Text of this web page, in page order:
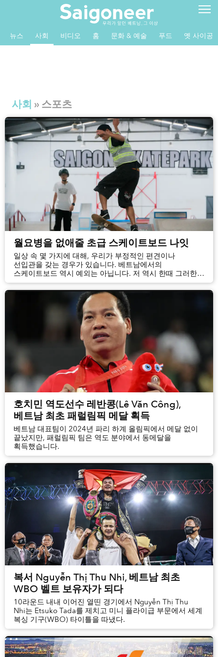
뉴스 사회 비디오 홈 문화 & 예술 푸드 옛 사이공
사회 » 스포츠
월요병을 없애줄 초급 스케이트보드 나잇
일상 속 몇 가지에 대해, 우리가 부정적인 편견이나
선입관을 갖는 경우가 있습니다. 베트남에서의
스케이트보드 역시 예외는 아닙니다. 저 역시 한때 그러한
선입견을 가지고 있었습니다.
호치민 역도선수 레반콩(Lê Văn Công),
베트남 최초 패럴림픽 메달 획득
베트남 대표팀이 2024년 파리 하계 올림픽에서 메달 없이
끝났지만, 패럴림픽 팀은 역도 분야에서 동메달을
획득했습니다.
복서 Nguyễn Thị Thu Nhi, 베트남 최초
WBO 벨트 보유자가 되다
10라운드 내내 이어진 열띤 경기에서 Nguyễn Thị Thu
Nhi는 Etsuko Tada를 제치고 미니 플라이급 부문에서 세계
복싱 기구(WBO) 타이틀을 따냈다.